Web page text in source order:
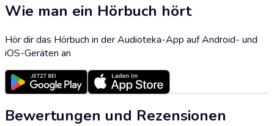
Wie man ein Hörbuch hört
Hör dir das Hörbuch in der Audioteka-App auf Android- und
iOS-Geräten an
Bewertungen und Rezensionen